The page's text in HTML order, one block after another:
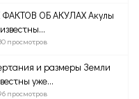
ОБ АКУЛАХ Акулы
известны...
просмотров
и размеры Земли
уже...
просмотров